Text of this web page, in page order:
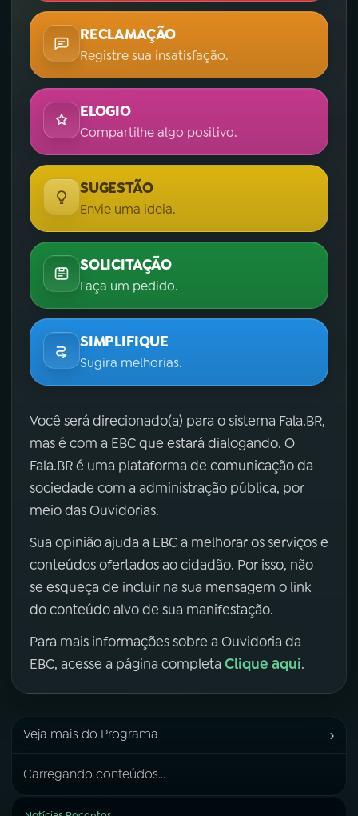
RECLAMAÇÃO
Registre sua insatisfação.
ELOGIO
Compartilhe algo positivo.
SUGESTÃO
Envie uma ideia.
SOLICITAÇÃO
Faça um pedido.
SIMPLIFIQUE
Sugira melhorias.
Você será direcionado(a) para o sistema Fala.BR,
mas é com a EBC que estará dialogando. O
Fala.BR é uma plataforma de comunicação da
sociedade com a administração pública, por
meio das Ouvidorias.
Sua opinião ajuda a EBC a melhorar os serviços e
conteúdos ofertados ao cidadão. Por isso, não
se esqueça de incluir na sua mensagem o link
do conteúdo alvo de sua manifestação.
Para mais informações sobre a Ouvidoria da
EBC, acesse a página completa Clique aqui.
Veja mais do Programa ›
Carregando conteúdos...